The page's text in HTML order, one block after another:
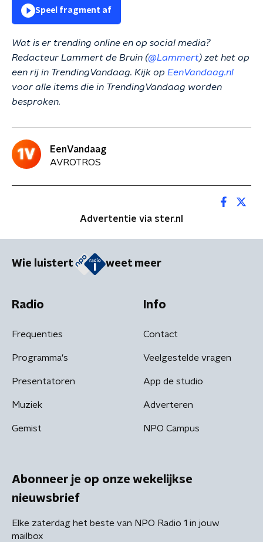
Speel fragment af
Wat is er trending online en op social media?
Redacteur Lammert de Bruin (@Lammert) zet het op
een rij in TrendingVandaag. Kijk op EenVandaag.nl
voor alle items die in TrendingVandaag worden
besproken.
EenVandaag
AVROTROS
Advertentie via ster.nl
Wie luistert weet meer
Radio
Frequenties
Programma's
Presentatoren
Muziek
Gemist
Info
Contact
Veelgestelde vragen
App de studio
Adverteren
NPO Campus
Abonneer je op onze wekelijkse
nieuwsbrief
Elke zaterdag het beste van NPO Radio 1 in jouw
mailbox